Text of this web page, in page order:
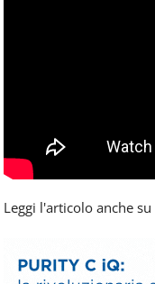
Leggi l'articolo anche su